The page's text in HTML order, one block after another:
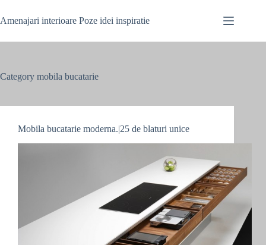
to
content
Amenajari interioare Poze idei inspiratie
Category mobila bucatarie
Mobila bucatarie moderna.|25 de blaturi unice